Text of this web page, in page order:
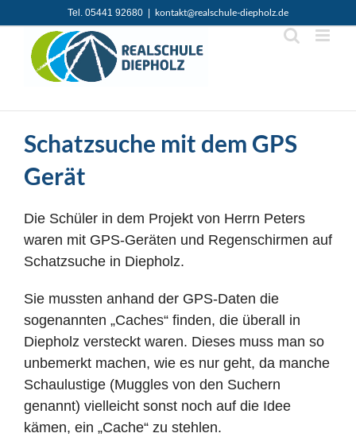
Inhalt
springen
Tel. 05441 92680 kontakt@realschule-diepholz.de
Schatzsuche mit dem GPS
Gerät
Die Schüler in dem Projekt von Herrn Peters
waren mit GPS-Geräten und Regenschirmen auf
Schatzsuche in Diepholz.
Sie mussten anhand der GPS-Daten die
sogenannten „Caches“ finden, die überall in
Diepholz versteckt waren. Dieses muss man so
unbemerkt machen, wie es nur geht, da manche
Schaulustige (Muggles von den Suchern
genannt) vielleicht sonst noch auf die Idee
kämen, ein „Cache“ zu stehlen.